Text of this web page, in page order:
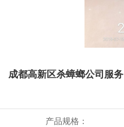
成都高新区杀蟑螂公司服务
产品规格：